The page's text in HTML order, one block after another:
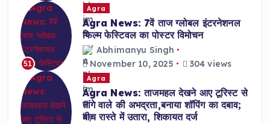
51
Agra
Agra News: 7वें ताज ग्लोबल इंटरनेशनल
फिल्म फेस्टिवल का पोस्टर विमोचन
Abhimanyu Singh
November 10, 2025
304 views
Agra
Agra News: ताजमहल देखने आए टूरिस्ट से
तांगे वाले की अभद्रता,बनाया शॉपिंग का दबाव;
बीच रास्ते में उतारा, शिकायत दर्ज